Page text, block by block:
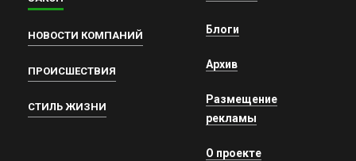
НОВОСТИ КОМПАНИЙ
ПРОИСШЕСТВИЯ
СТИЛЬ ЖИЗНИ
Блоги
Архив
Размещение
рекламы
О проекте